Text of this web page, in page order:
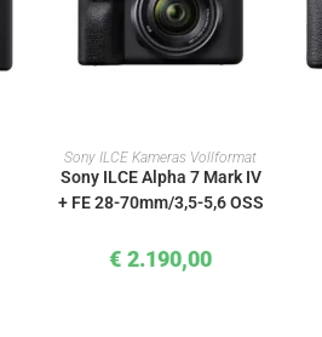
IN DEN WARENKORB
Sony ILCE Kameras Vollformat
Sony ILCE Alpha 7 Mark IV
+ FE 28-70mm/3,5-5,6 OSS
€ 2.190,00